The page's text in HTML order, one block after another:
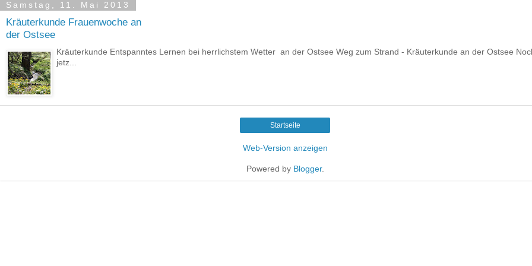
Samstag, 11. Mai 2013
Kräuterkunde Frauenwoche an
der Ostsee
Kräuterkunde Entspanntes Lernen bei herrlichstem Wetter an der Ostsee Weg zum Strand - Kräuterkunde an der Ostsee
jetz...
Startseite
Web-Version anzeigen
Powered by Blogger.